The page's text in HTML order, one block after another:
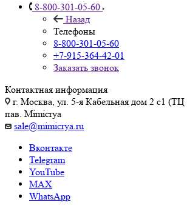
8-800-301-05-60
Назад
Телефоны
8-800-301-05-60
+7-915-364-42-01
Заказать звонок
Контактная информация
г. Москва, ул. 5-я Кабельная дом 2 с1
пав. Mimicrya
sale@mimicrya.ru
Вконтакте
Telegram
YouTube
MAX
WhatsApp